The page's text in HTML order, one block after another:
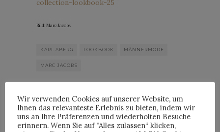
Bild: Marc Jacobs
KARL ABERG LOOKBOOK MÄNNERMODE
MARC JACOBS
3 Comments
By HORST
Wir verwenden Cookies auf unserer Website, um
Ihnen das relevanteste Erlebnis zu bieten, indem wir
uns an Ihre Präferenzen und wiederholten Besuche
erinnern. Wenn Sie auf "Alles zulassen“ klicken,